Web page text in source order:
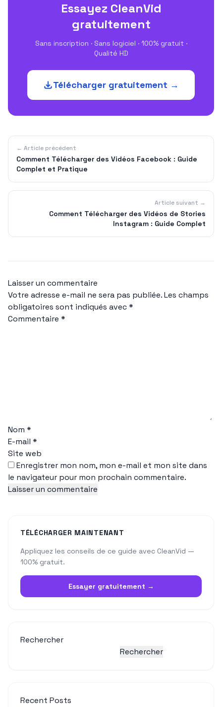
Essayez CleanVid
gratuitement
Sans inscription · Sans logiciel · 100% gratuit ·
Qualité HD
Télécharger gratuitement →
← Article précédent
Comment Télécharger des Vidéos Facebook : Guide
Complet et Pratique
Article suivant →
Comment Télécharger des Vidéos de Stories
Instagram : Guide Complet
Laisser un commentaire
Votre adresse e-mail ne sera pas publiée.Les champs
obligatoires sont indiqués avec*
Commentaire *
Nom *
E-mail *
Site web
Enregistrer mon nom, mon e-mail et mon site dans
le navigateur pour mon prochain commentaire.
TÉLÉCHARGER MAINTENANT
Appliquez les conseils de ce guide avec CleanVid —
100% gratuit.
Essayer gratuitement →
Rechercher
Rechercher
Recent Posts